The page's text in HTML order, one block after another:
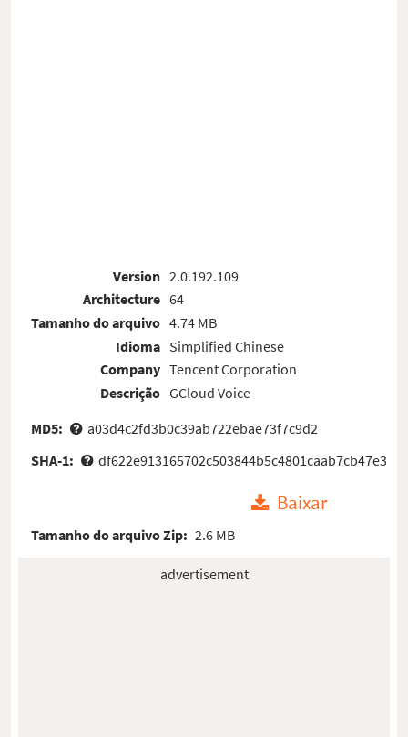
Version
Architecture
Tamanho do arquivo
Idioma
Company
Descrição
2.0.192.109
64
4.74 MB
Simplified Chinese
Tencent Corporation
GCloud Voice
MD5:
a03d4c2fd3b0c39ab722ebae73f7c9d2
SHA-1:
df622e913165702c503844b5c4801caab7cb47e3
Baixar
Tamanho do arquivo Zip: 2.6 MB
advertisement